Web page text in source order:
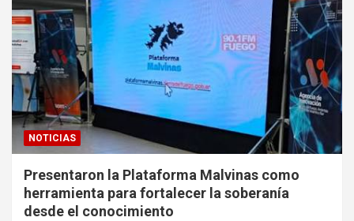
NOTICIAS
Presentaron la Plataforma Malvinas como
herramienta para fortalecer la soberanía
desde el conocimiento